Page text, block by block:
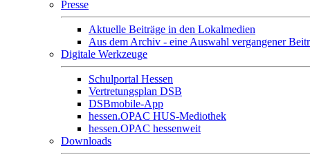
Presse
Aktuelle Beiträge in den Lokalmedien
Aus dem Archiv - eine Auswahl vergangener
Digitale Werkzeuge
Schulportal Hessen
Vertretungsplan DSB
DSBmobile-App
hessen.OPAC HUS-Mediothek
hessen.OPAC hessenweit
Downloads